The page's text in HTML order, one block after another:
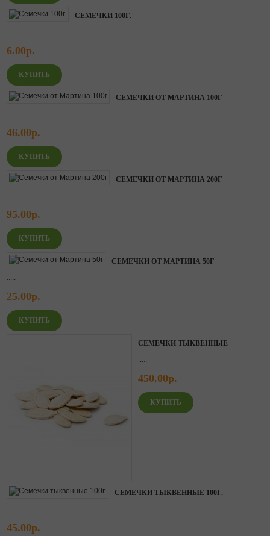
СЕМЕЧКИ 100Г.
.....
6.00р.
СЕМЕЧКИ ОТ МАРТИНА 100Г
.....
46.00р.
СЕМЕЧКИ ОТ МАРТИНА 200Г
.....
95.00р.
СЕМЕЧКИ ОТ МАРТИНА 50Г
.....
25.00р.
СЕМЕЧКИ ТЫКВЕННЫЕ
.....
450.00р.
СЕМЕЧКИ ТЫКВЕННЫЕ 100Г.
.....
45.00р.